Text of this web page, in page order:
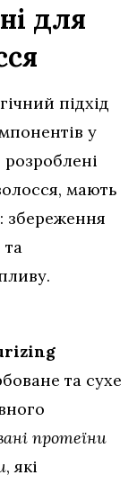
для
підхід
у
розроблені
мають
збереження
та
та сухе
протеїни
, які